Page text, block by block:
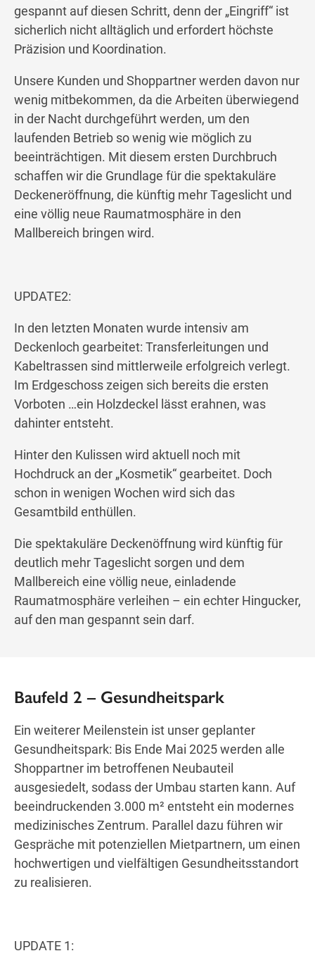
gespannt auf diesen Schritt, denn der „Eingriff“ ist
sicherlich nicht alltäglich und erfordert höchste
Präzision und Koordination.
Unsere Kunden und Shoppartner werden davon nur
wenig mitbekommen, da die Arbeiten überwiegend
in der Nacht durchgeführt werden, um den
laufenden Betrieb so wenig wie möglich zu
beeinträchtigen. Mit diesem ersten Durchbruch
schaffen wir die Grundlage für die spektakuläre
Deckeneröffnung, die künftig mehr Tageslicht und
eine völlig neue Raumatmosphäre in den
Mallbereich bringen wird.
UPDATE2:
In den letzten Monaten wurde intensiv am
Deckenloch gearbeitet: Transferleitungen und
Kabeltrassen sind mittlerweile erfolgreich verlegt.
Im Erdgeschoss zeigen sich bereits die ersten
Vorboten …ein Holzdeckel lässt erahnen, was
dahinter entsteht.
Hinter den Kulissen wird aktuell noch mit
Hochdruck an der „Kosmetik“ gearbeitet. Doch
schon in wenigen Wochen wird sich das
Gesamtbild enthüllen.
Die spektakuläre Deckenöffnung wird künftig für
deutlich mehr Tageslicht sorgen und dem
Mallbereich eine völlig neue, einladende
Raumatmosphäre verleihen – ein echter Hingucker,
auf den man gespannt sein darf.
Baufeld 2 – Gesundheitspark
Ein weiterer Meilenstein ist unser geplanter
Gesundheitspark: Bis Ende Mai 2025 werden alle
Shoppartner im betroffenen Neubauteil
ausgesiedelt, sodass der Umbau starten kann. Auf
beeindruckenden 3.000 m² entsteht ein modernes
medizinisches Zentrum. Parallel dazu führen wir
Gespräche mit potenziellen Mietpartnern, um einen
hochwertigen und vielfältigen Gesundheitsstandort
zu realisieren.
UPDATE 1: